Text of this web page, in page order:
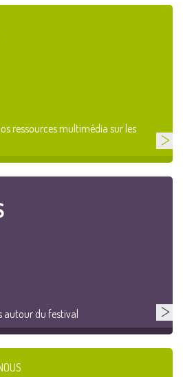
ressources multimédia sur les
autour du festival